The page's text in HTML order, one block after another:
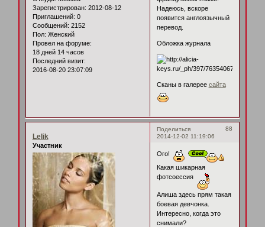
Зарегистрирован: 2012-08-12
Приглашений: 0
Сообщений: 2152
Пол: Женский
Провел на форуме:
18 дней 14 часов
Последний визит:
2016-08-20 23:07:09
Надеюсь, вскоре
появится англоязычный
перевод.
Обложка журнала
Сканы в галерее сайта
Поделиться
88
2014-12-02 11:19:06
Lelik
Участник
Ого!
Какая шикарная
фотсоессия
Алиша здесь прям такая
боевая девчонка.
Интересно, когда это
снимали?